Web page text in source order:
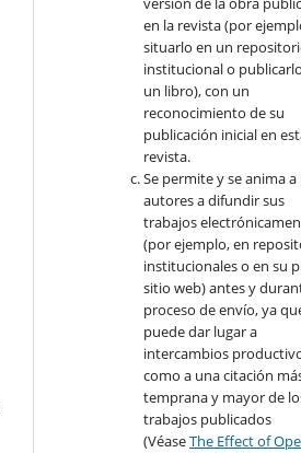
en la revista (por
situarlo en un
institucional o
un libro), con un
reconocimiento de su
publicación inicial en
revista.
Se permite y se anima a
autores a difundir sus
trabajos
(por ejemplo, en
institucionales o en su
sitio web) antes y
proceso de envío, ya
puede dar lugar a
intercambios
como a una citación
temprana y mayor de
trabajos publicados
(VéaseThe Effect of